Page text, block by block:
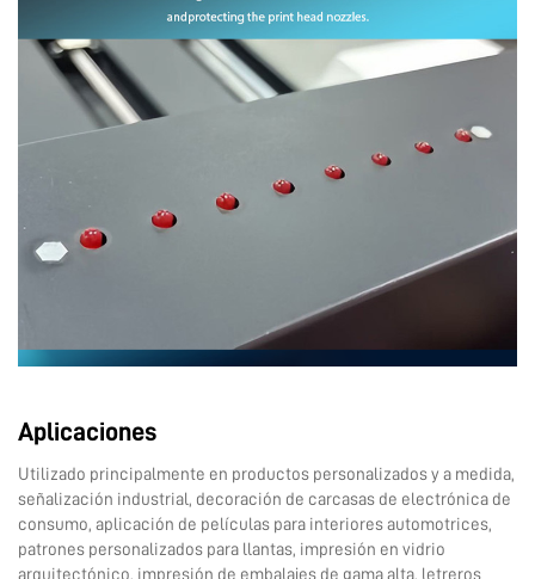
Aplicaciones
Utilizado principalmente en productos personalizados y a medida,
señalización industrial, decoración de carcasas de electrónica de
consumo, aplicación de películas para interiores automotrices,
patrones personalizados para llantas, impresión en vidrio
arquitectónico, impresión de embalajes de gama alta, letreros